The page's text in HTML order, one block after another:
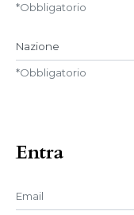
*Obbligatorio
Nazione
*Obbligatorio
Entra
Email